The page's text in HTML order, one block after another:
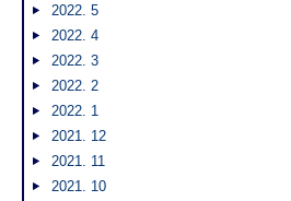
2022. 5
2022. 4
2022. 3
2022. 2
2022. 1
2021. 12
2021. 11
2021. 10